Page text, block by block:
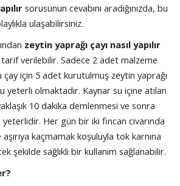
sorusunun cevabını aradığınızda, bu
ulaşabilirsiniz.
zeytin yaprağı çayı nasıl yapılır
verilebilir. Sadece 2 adet malzeme
çay için 5 adet kurutulmuş zeytin yaprağı
yeterli olmaktadır. Kaynar su içine atılan
10 dakika demlenmesi ve sonra
Her gün bir iki fincan civarında
kaçmamak koşuluyla tok karnına
şekilde sağlıklı bir kullanım sağlanabilir.